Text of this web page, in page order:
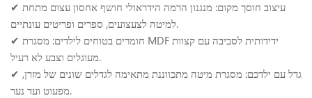
✔ עיצוב חוסך מקום: מנגנון הרמה הידראולי חושף אחסון עצום מתחת
למיטה לצעצועים, ספרים ופריטים עונתיים.
✔ חומרים בטוחים לילדים: מסגרת MDF ידידותית לסביבה עם קצוות
מעוגלים וצבע לא רעיל.
✔ גדל עם ילדכם: מסגרת מיטה מתכווננת מתאימה לגדלים שונים של מזרן,
מפעוט ועד נער.